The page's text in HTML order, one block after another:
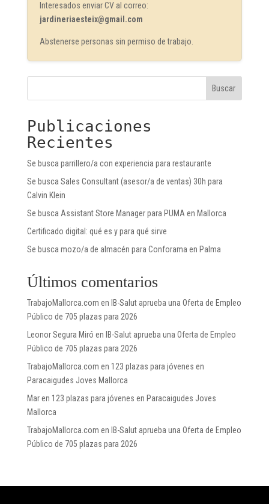
Interesados enviar CV al correo:
jardineriaesteix@gmail.com
Abstenerse personas sin permiso de trabajo.
Buscar
Publicaciones
Recientes
Se busca parrillero/a con experiencia para restaurante
Se busca Sales Consultant (asesor/a de ventas) 30h para
Calvin Klein
Se busca Assistant Store Manager para PUMA en Mallorca
Certificado digital: qué es y para qué sirve
Se busca mozo/a de almacén para Conforama en Palma
Últimos comentarios
TrabajoMallorca.com en IB-Salut aprueba una Oferta de Empleo
Público de 705 plazas para 2026
Leonor Segura Miró en IB-Salut aprueba una Oferta de Empleo
Público de 705 plazas para 2026
TrabajoMallorca.com en 123 plazas para jóvenes en
Paracaigudes Joves Mallorca
Maren 123 plazas para jóvenes en Paracaigudes Joves
Mallorca
TrabajoMallorca.com en IB-Salut aprueba una Oferta de Empleo
Público de 705 plazas para 2026